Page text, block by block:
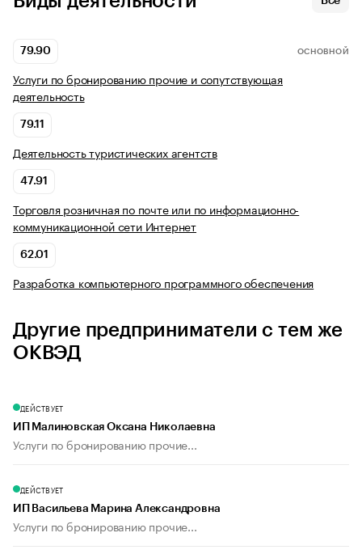
79.90 ОСНОВНОЙ
Услуги по бронированию прочие и сопутствующая
деятельность
79.11
Деятельность туристических агентств
47.91
Торговля розничная по почте или по информационно-
коммуникационной сети Интернет
62.01
Разработка компьютерного программного обеспечения
Другие предприниматели с тем же
ОКВЭД
ДЕЙСТВУЕТ
ИП Малиновская Оксана Николаевна
Услуги по бронированию прочие...
ДЕЙСТВУЕТ
ИП Васильева Марина Александровна
Услуги по бронированию прочие...